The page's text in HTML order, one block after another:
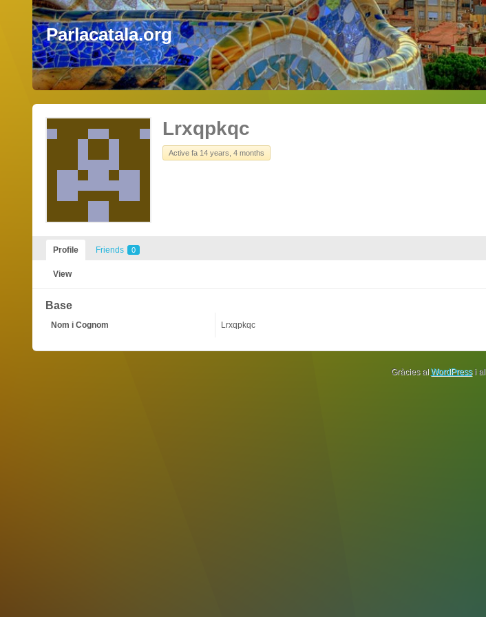
Parlacatala.org
Lrxqpkqc
Active fa 14 years, 4 months
Profile Friends 0
View
Base
Nom i Cognom Lrxqpkqc
Gràcies al WordPressi al